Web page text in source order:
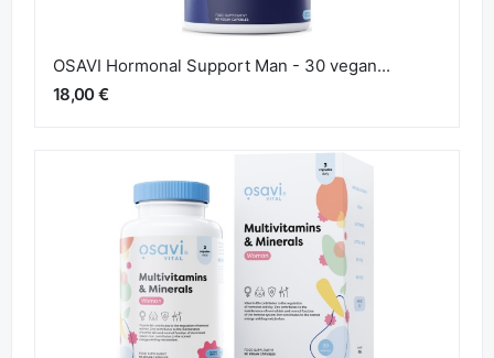
OSAVI Hormonal Support Man - 30 vegan...
18,00 €